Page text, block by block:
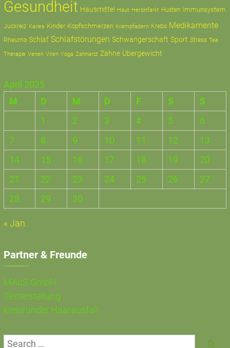
Gesundheit Hausmittel Haut Herzinfarkt Husten Immunsystem
Juckreiz Karies Kinder Kopfschmerzen Krampfadern Krebs Medikamente
Rheuma Schlaf Schlafstörungen Schwangerschaft Sport Stress Tee
Therapie Venen Viren Yoga Zahnarzt Zähne Übergewicht
April 2025
M
D M D F S
S
1
2 3 4 5
6
7
8 9 10 11 12
13
14
15 16 17 18 19
20
21
22 23 24 25 26
27
28
29 30
« Jan.
Partner & Freunde
MAuS GmbH
Texterstellung
kreisrunder Haarausfall